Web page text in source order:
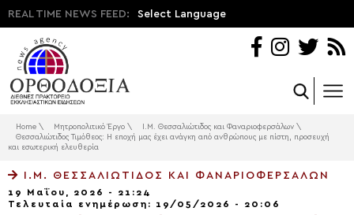
REAL TIME NEWS FEED: Select Language
Home \ Μητροπολιτικό Έργο \ Ι.Μ. Θεσσαλιώτιδος και Φαναριοφερσάλων \
Θεσσαλιώτιδος Τιμόθεος: Η εποχή μας έχει ανάγκη από ανθρώπους με πίστη, προσευχή
και εσωτερική ελευθερία
Ι.Μ. ΘΕΣΣΑΛΙΏΤΙΔΟΣ ΚΑΙ ΦΑΝΑΡΙΟΦΕΡΣΆΛΩΝ
19 Μαΐου, 2026 - 21:24
Τελευταία ενημέρωση: 19/05/2026 - 20:06